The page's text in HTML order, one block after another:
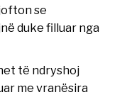
se
duke filluar nga
të ndryshoj
me vranësira